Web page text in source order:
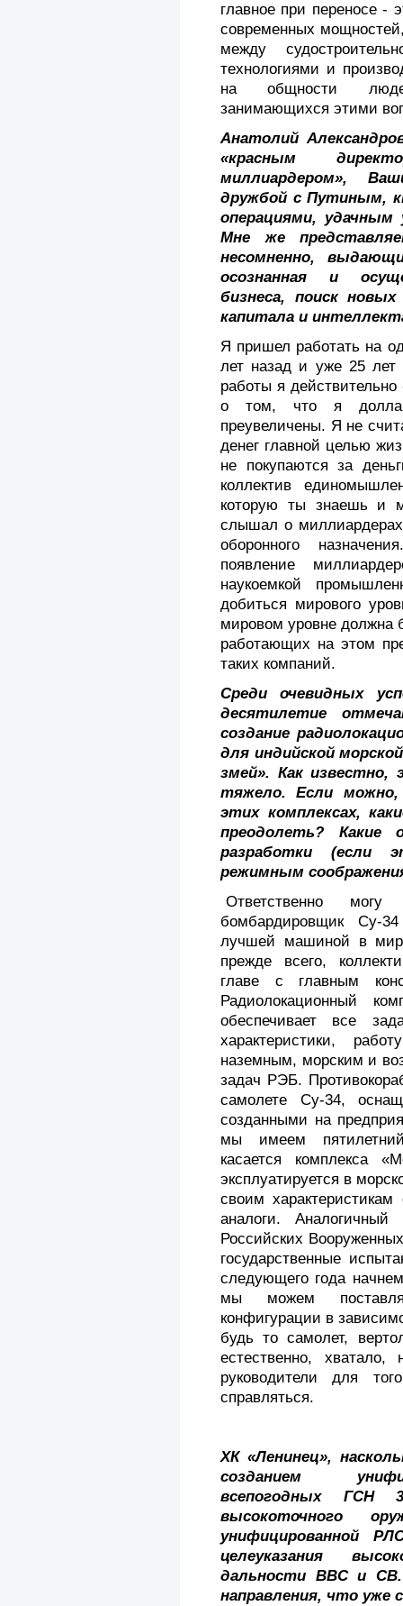
главное при пере­носе -
со­временных
между
технологиями и
на общности
занимающихся этими
Анатолий
«красным
миллиардером»,
дружбой с Путиным,
операциями, удачным
Мне же
несомненно,
осо­знанная и
бизнеса, поиск
капитала и
Я пришел работать на
лет назад и уже 25 лет
работы я
о том, что я
преувеличены. Я не
де­нег главной целью
не покупаются за
коллектив
которую ты знаешь и
слышал о
обо­ронного
появление
наукоемкой
добиться мирового
мировом уровне должна
работающих на этом
та­ких компаний.
Среди очевидных
десятилетие
создание
для индийской
змей». Как
тя­жело. Если можно,
этих комплексах,
преодолеть? Какие
разработки (если
режимным
Ответственно
бомбардировщик Су-
лучшей машиной в
прежде всего,
главе с главным
Радиолокационный
обеспечивает все
характеристики,
наземным, морским и
задач РЭБ.
самолете Су-34,
созданными на
мы имеем
касается комплекса
эксплуатируется в
своим
аналоги.
Российских
государственные
следующего года
мы можем
конфигурации в
будь то самолет,
естественно,
руководители для
справляться.
ХК «Ленинец»,
созданием
всепогодных ГСН
высокоточного
унифицированной
целеуказания
дальности ВВС и СВ.
направления, что уже